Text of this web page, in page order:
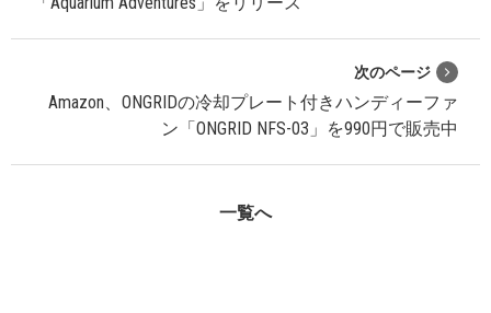
次のページ
Amazon、ONGRIDの冷却プレート付きハンディーファ
ン「ONGRID ‎NFS-03」を990円で販売中
一覧へ